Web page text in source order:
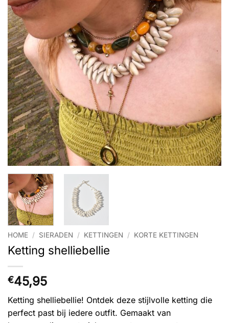
HOME / SIERADEN / KETTINGEN / KORTE KETTINGEN
Ketting shelliebellie
€45,95
Ketting shelliebellie! Ontdek deze stijlvolle ketting die
perfect past bij iedere outfit. Gemaakt van